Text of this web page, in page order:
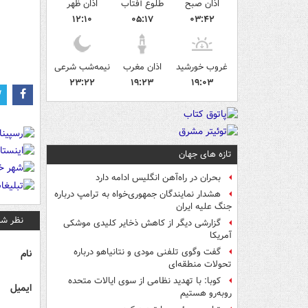
اذان صبح
۰۳:۴۲
طلوع آفتاب
۰۵:۱۷
اذان ظهر
۱۲:۱۰
غروب خورشید
۱۹:۰۳
اذان مغرب
۱۹:۲۳
نیمه‌شب شرعی
۲۳:۲۲
تازه های جهان
بحران در راه‌آهن انگلیس ادامه دارد
هشدار نمایندگان جمهوری‌خواه به ترامپ درباره
جنگ علیه ایران
گزارشی دیگر از کاهش ذخایر کلیدی موشکی
آمریکا
گفت وگوی تلفنی مودی و نتانیاهو درباره
تحولات منطقه‌ای
کوبا: با تهدید نظامی از سوی ایالات متحده
روبه‌رو هستیم
نظر
نام
ایمیل